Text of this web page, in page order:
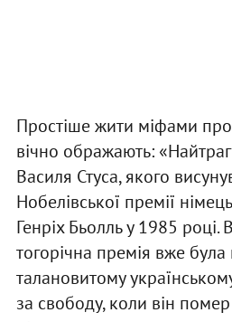
Простіше жити міфами
вічно ображають:
Василя Стуса, якого
Нобелівської премії
Генріх Бьолль у 1985 році.
тогорічна премія вже
талановитому
за свободу, коли він